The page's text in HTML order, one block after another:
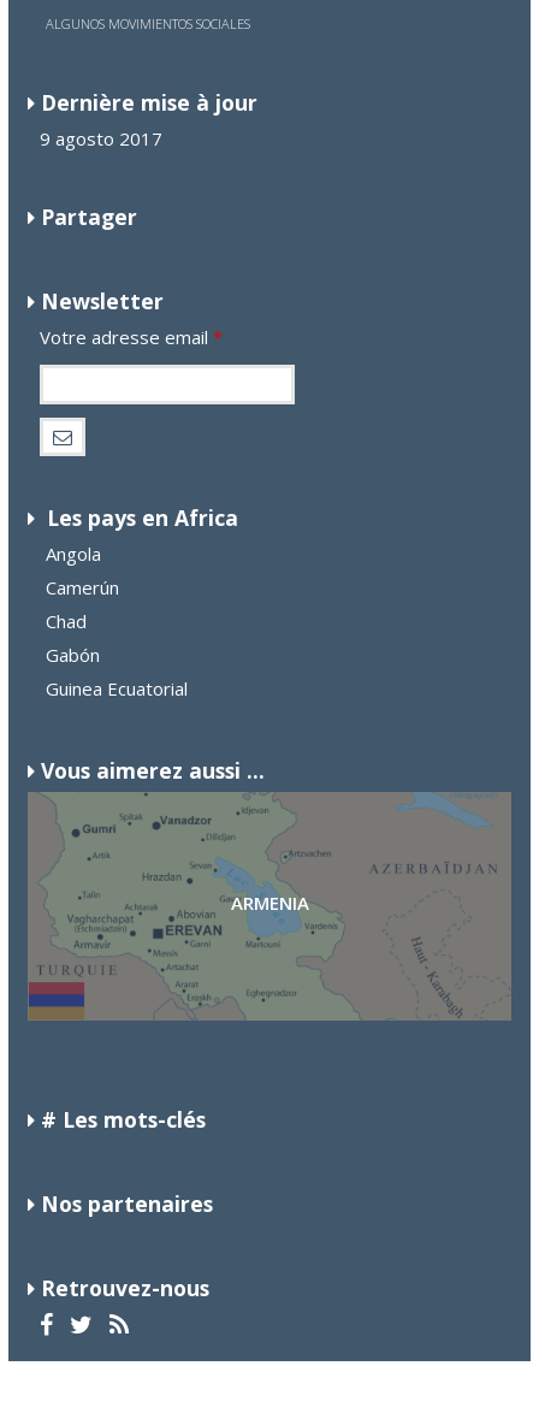
ALGUNOS MOVIMIENTOS SOCIALES
Dernière mise à jour
9 agosto 2017
Partager
Newsletter
Votre adresse email *
Les pays en Africa
Angola
Camerún
Chad
Gabón
Guinea Ecuatorial
Vous aimerez aussi ...
ARMENIA
# Les mots-clés
Nos partenaires
Retrouvez-nous